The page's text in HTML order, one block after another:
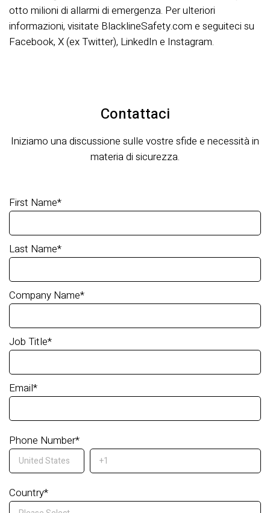
otto milioni di allarmi di emergenza. Per ulteriori
informazioni, visitate BlacklineSafety.com e seguiteci su
Facebook, X (ex Twitter), LinkedIn e Instagram.
Contattaci
Iniziamo una discussione sulle vostre sfide e necessità in
materia di sicurezza.
First Name*
Last Name*
Company Name*
Job Title*
Email*
Phone Number*
Country*